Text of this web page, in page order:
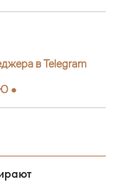
в Telegram
●